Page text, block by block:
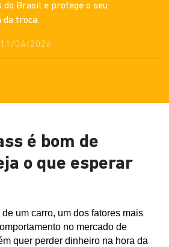
Brasil e protege o seu
troca.
11/04/2026
é bom de
o que esperar
um carro, um dos fatores mais
no mercado de
quer perder dinheiro na hora da